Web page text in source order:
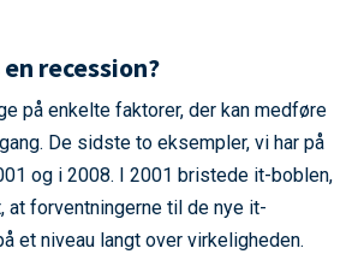
recession?
på enkelte faktorer, der kan medføre
De sidste to eksempler, vi har på
og i 2008. I 2001 bristede it-boblen,
at forventningerne til de nye it-
et niveau langt over virkeligheden.